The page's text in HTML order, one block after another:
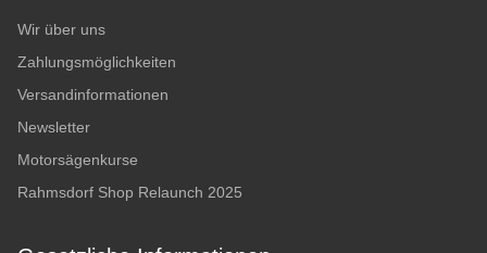
Wir über uns
Zahlungsmöglichkeiten
Versandinformationen
Newsletter
Motorsägenkurse
Rahmsdorf Shop Relaunch 2025